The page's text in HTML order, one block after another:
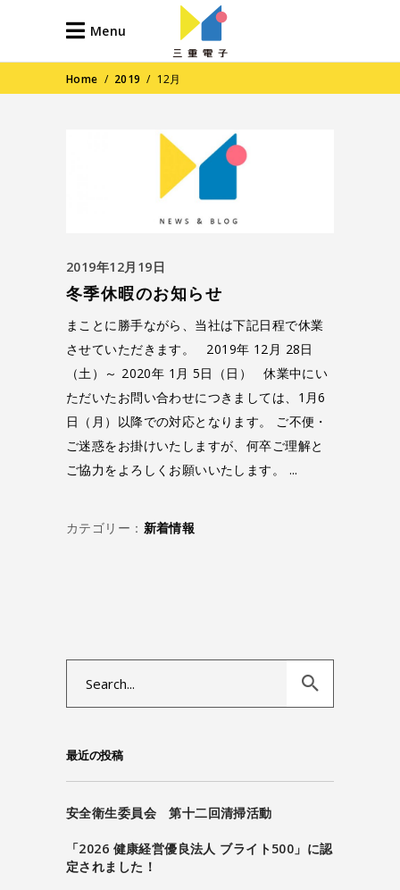
Menu
Home / 2019 / 12月
2019年12月19日
冬季休暇のお知らせ
まことに勝手ながら、当社は下記日程で休業
させていただきます。 2019年 12月 28日
（土）～ 2020年 1月 5日（日） 休業中にい
ただいたお問い合わせにつきましては、1月6
日（月）以降での対応となります。 ご不便・
ご迷惑をお掛けいたしますが、何卒ご理解と
ご協力をよろしくお願いいたします。
カテゴリー： 新着情報
最近の投稿
安全衛生委員会 第十二回清掃活動
「2026 健康経営優良法人 ブライト500」に認
定されました！